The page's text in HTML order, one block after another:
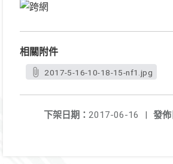
相關附件
2017-5-16-10-18-15-nf1.jpg
發佈
下架日期： 2017-06-16
|